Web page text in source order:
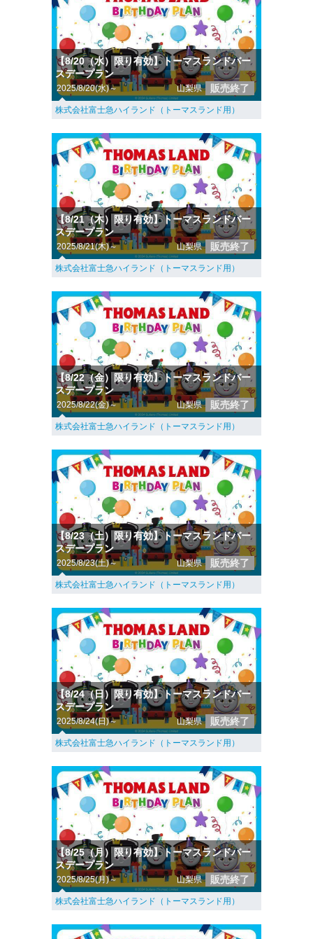
【8/20（水）限り有効】トーマスランドバー
スデープラン
2025/8/20(水)～ 山梨県 販売終了
株式会社富士急ハイランド（トーマスランド用）
【8/21（木）限り有効】トーマスランドバー
スデープラン
2025/8/21(木)～ 山梨県 販売終了
株式会社富士急ハイランド（トーマスランド用）
【8/22（金）限り有効】トーマスランドバー
スデープラン
2025/8/22(金)～ 山梨県 販売終了
株式会社富士急ハイランド（トーマスランド用）
【8/23（土）限り有効】トーマスランドバー
スデープラン
2025/8/23(土)～ 山梨県 販売終了
株式会社富士急ハイランド（トーマスランド用）
【8/24（日）限り有効】トーマスランドバー
スデープラン
2025/8/24(日)～ 山梨県 販売終了
株式会社富士急ハイランド（トーマスランド用）
【8/25（月）限り有効】トーマスランドバー
スデープラン
2025/8/25(月)～ 山梨県 販売終了
株式会社富士急ハイランド（トーマスランド用）